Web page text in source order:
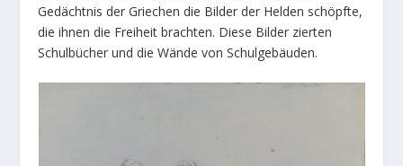
Gedächtnis der Griechen die Bilder der Helden schöpfte,
die ihnen die Freiheit brachten. Diese Bilder zierten
Schulbücher und die Wände von Schulgebäuden.